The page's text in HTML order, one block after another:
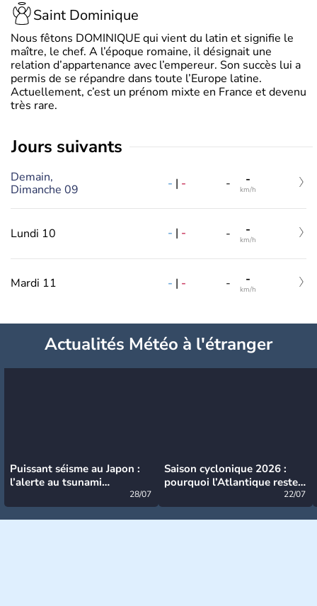
Saint Dominique
Nous fêtons DOMINIQUE qui vient du latin et signifie le
maître, le chef. A l’époque romaine, il désignait une
relation d’appartenance avec l’empereur. Son succès lui a
permis de se répandre dans toute l’Europe latine.
Actuellement, c’est un prénom mixte en France et devenu
très rare.
jours suivants
Demain,
Dimanche 09
- | - - -
km/h
Lundi 10 - | - - -
km/h
Mardi 11 - | - - -
km/h
Actualités Météo à l'étranger
Puissant séisme au Japon :
l’alerte au tsunami
28/07
Saison cyclonique 2026 :
pourquoi l’Atlantique reste
22/07